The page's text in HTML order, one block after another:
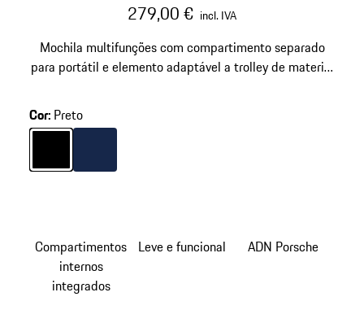
279,00 € incl. IVA
Mochila multifunções com compartimento separado
para portátil e elemento adaptável a trolley de material
Cor: Preto
CorPretoCor Azul Escuro
Compartimentos
internos
integrados
Leve e funcional ADN Porsche